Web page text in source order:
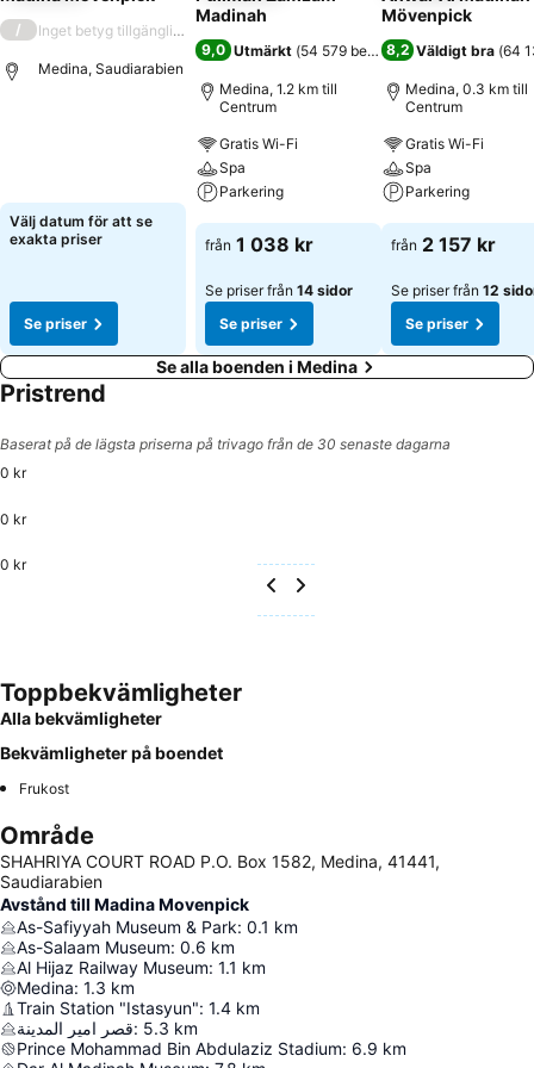
/ Inget betyg tillgängligt
Medina, Saudiarabien
Välj datum för att se
exakta priser
Se priser
Madinah
9,0 Utmärkt (54 579 betyg)
Medina, 1.2 km till
Centrum
Gratis Wi-Fi
Spa
Parkering
Se priser
från 1 038 kr
Se priser från 14 sidor
Se priser
Mövenpick
8,2 Väldigt bra (64
Medina, 0.3 km till
Centrum
Gratis Wi-Fi
Spa
Parkering
Se priser
från 2 157 kr
Se priser från 12
Se priser
Se alla boenden i Medina
Pristrend
Baserat på de lägsta priserna på trivago från de 30 senaste dagarna
0 kr
0 kr
0 kr
Toppbekvämligheter
Alla bekvämligheter
Bekvämligheter på boendet
Frukost
Område
SHAHRIYA COURT ROAD P.O. Box 1582, Medina, 41441,
Saudiarabien
Avstånd till Madina Movenpick
As-Safiyyah Museum & Park: 0.1 km
As-Salaam Museum: 0.6 km
Al Hijaz Railway Museum: 1.1 km
Medina: 1.3 km
Train Station "Istasyun": 1.4 km
قصر امير المدينة: 5.3 km
Prince Mohammad Bin Abdulaziz Stadium: 6.9 km